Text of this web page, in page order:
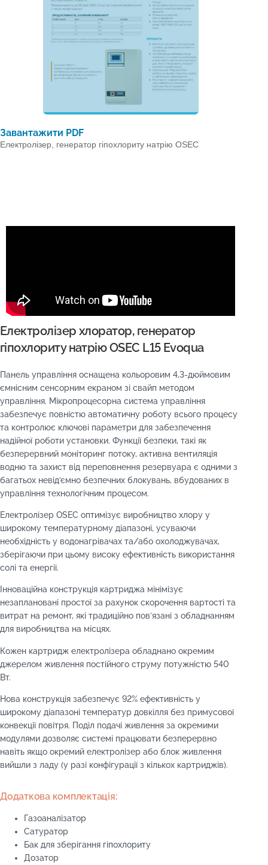
Завантажити PDF
Електролізер, генератор гіпохлориту натрію OSEC
Електролізер хлоратор, генератор
гіпохлориту натрію OSEC L15 Evoqua
Панель управління оснащена кольоровим 4,3-дюймовим
ємнісним сенсорним екраном зі свайп методом
управління. Мікропроцесорна система управління
забезпечує повністю автоматичну роботу всього процесу
та контролює ключові параметри для забезпечення
надійної роботи установки. Функції безпеки, такі як
безперервний моніторинг потоку, активна вентиляція
водню та захист від переповнення резервуара є одними з
багатьох невід’ємно безпечних блокувань, вбудованих в
управління технологічним процесом.
Електролізер OSEC оптимізує виробництво хлору у
широкому температурному діапазоні, усуваючи
необхідність у водонагрівачах та/або охолоджувачах,
зберігаючи при цьому високу ефективність використання
солі та енергії.
Інноваційна конструкція картриджа мінімізує
незаплановані простої за рахунок скорочення вартості та
витрат на ремонт, які традиційно пов’язані з обладнанням
для виробництва на місцях.
Кожен картридж електролізера обладнано окремим
джерелом живлення постійного струму потужністю 540
Вт.
Нова конструкція забезпечує 92% ефективність у
широкому діапазоні температур довкілля без примусової
конвекції повітря. Поділ подачі живлення за окремими
модулями дозволяє системі працювати безперервно
навіть якщо окремий електролізер або блок живлення
вийшли з ладу (у разі конфігурації з кількох картриджів).
Додаткова комплектація:
Газоаналізатор
Сатуратор
Бак для зберігання гіпохлориту
Дозатор